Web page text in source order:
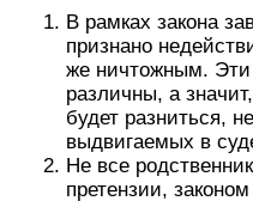
В рамках закона
признано
же ничтожным. Эти
различны, а
будет разниться,
выдвигаемых в
Не все
претензии,